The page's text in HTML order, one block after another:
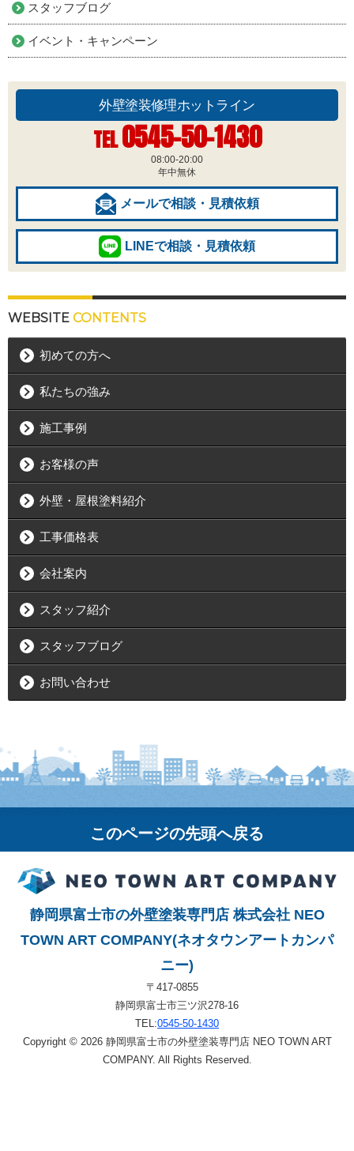
スタッフブログ
イベント・キャンペーン
外壁塗装修理ホットライン
TEL0545-50-1430
08:00-20:00
年中無休
メールで相談・見積依頼
LINEで相談・見積依頼
WEBSITE CONTENTS
初めての方へ
私たちの強み
施工事例
お客様の声
外壁・屋根塗料紹介
工事価格表
会社案内
スタッフ紹介
スタッフブログ
お問い合わせ
このページの先頭へ戻る
静岡県富士市の外壁塗装専門店 株式会社 NEO
TOWN ART COMPANY(ネオタウンアートカンパ
ニー)
〒417-0855
静岡県富士市三ツ沢278-16
TEL:0545-50-1430
Copyright © 2026 静岡県富士市の外壁塗装専門店 NEO TOWN ART
COMPANY. All Rights Reserved.